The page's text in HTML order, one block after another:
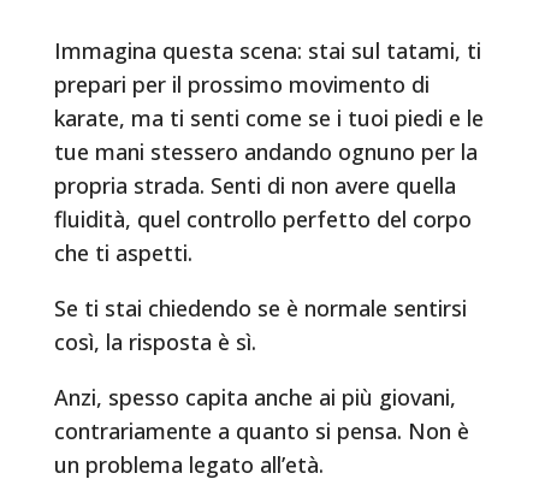
Immagina questa scena: stai sul tatami, ti
prepari per il prossimo movimento di
karate, ma ti senti come se i tuoi piedi e le
tue mani stessero andando ognuno per la
propria strada. Senti di non avere quella
fluidità, quel controllo perfetto del corpo
che ti aspetti.
Se ti stai chiedendo se è normale sentirsi
così, la risposta è sì.
Anzi, spesso capita anche ai più giovani,
contrariamente a quanto si pensa. Non è
un problema legato all’età.